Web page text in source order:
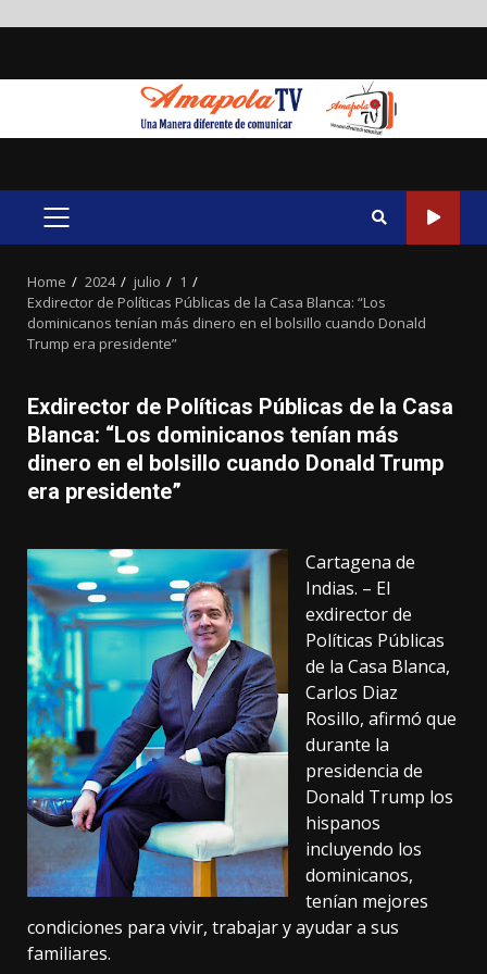
PRIMARY
Home 2024 julio
1
Exdirector de Políticas Públicas de la Casa Blanca: “Los
dominicanos tenían más dinero en el bolsillo cuando Donald
Trump era presidente”
Exdirector de Políticas Públicas de la Casa
Blanca: “Los dominicanos tenían más
dinero en el bolsillo cuando Donald Trump
era presidente”
Cartagena de
Indias. – El
exdirector de
Políticas Públicas
de la Casa Blanca,
Carlos Diaz
Rosillo, afirmó que
durante la
presidencia de
Donald Trump los
hispanos
incluyendo los
dominicanos,
tenían mejores
condiciones para vivir, trabajar y ayudar a sus
familiares.